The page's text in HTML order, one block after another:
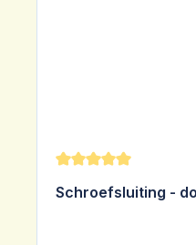
Gemiddelde
Schroefsluiting -